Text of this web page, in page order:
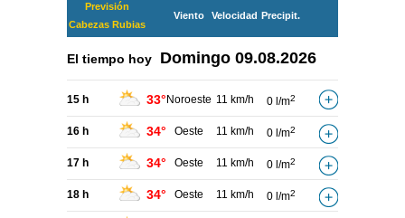
Previsión
Cabezas Rubias
Viento Velocidad Precipit.
El tiempo hoy Domingo 09.08.2026
15 h 33° Noroeste 11 km/h 0 l/m2
16 h 34° Oeste 11 km/h 0 l/m2
17 h 34° Oeste 11 km/h 0 l/m2
18 h 34° Oeste 11 km/h 0 l/m2